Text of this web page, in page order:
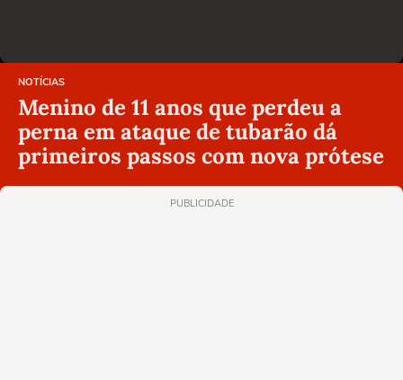
NOTÍCIAS
Menino de 11 anos que perdeu a
perna em ataque de tubarão dá
primeiros passos com nova prótese
PUBLICIDADE